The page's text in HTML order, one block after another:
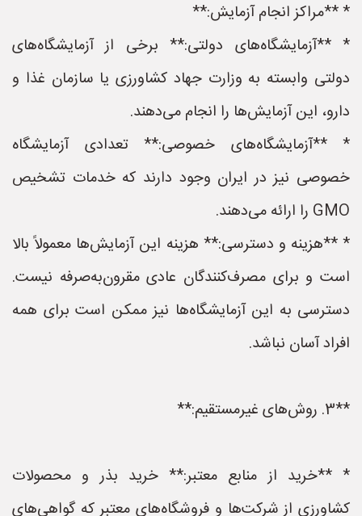
* **مراکز انجام آزمایش:**
* **آزمایشگاه‌های دولتی:** برخی از آزمایشگاه‌های
دولتی وابسته به وزارت جهاد کشاورزی یا سازمان غذا و
دارو، این آزمایش‌ها را انجام می‌دهند.
* **آزمایشگاه‌های خصوصی:** تعدادی آزمایشگاه
خصوصی نیز در ایران وجود دارند که خدمات تشخیص
GMO را ارائه می‌دهند.
* **هزینه و دسترسی:** هزینه این آزمایش‌ها معمولاً بالا
است و برای مصرف‌کنندگان عادی مقرون‌به‌صرفه نیست.
دسترسی به این آزمایشگاه‌ها نیز ممکن است برای همه
افراد آسان نباشد.
**3. روش‌های غیرمستقیم:**
* **خرید از منابع معتبر:** خرید بذر و محصولات
کشاورزی از شرکت‌ها و فروشگاه‌های معتبر که گواهی‌های